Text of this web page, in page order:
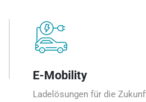
E-Mobility
Ladelösungen für die